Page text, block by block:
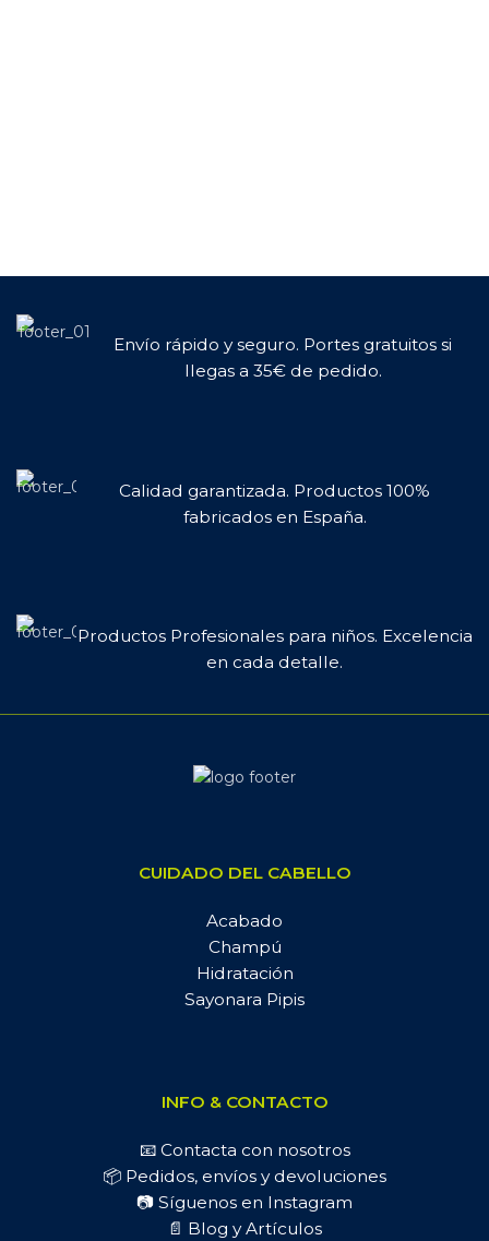
Envío rápido y seguro. Portes gratuitos si
llegas a 35€ de pedido.
Calidad garantizada. Productos 100%
fabricados en España.
Productos Profesionales para niños. Excelencia
en cada detalle.
CUIDADO DEL CABELLO
Acabado
Champú
Hidratación
Sayonara Pipis
INFO & CONTACTO
📧 Contacta con nosotros
📦 Pedidos, envíos y devoluciones
📷 Síguenos en Instagram
📄 Blog y Artículos